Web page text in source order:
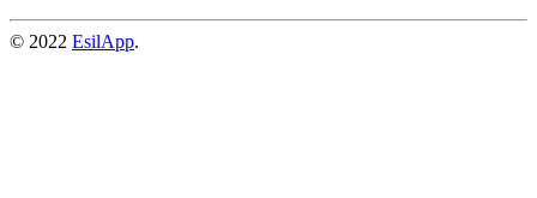
© 2022 EsilApp.